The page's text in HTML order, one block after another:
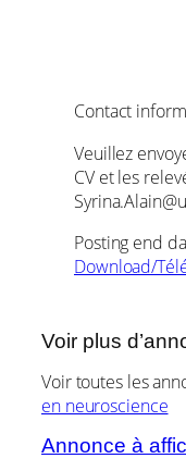
Contact
Veuillez
CV et les
Posting end
Download/
Voir plus
Voir toutes les
en neuroscience
Annonce à